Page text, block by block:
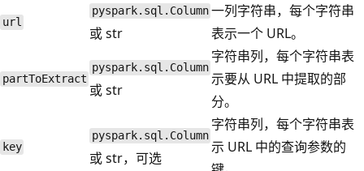
url
pyspark.sql.Column
或 str
一列字符串，每个字符串
表示一个 URL。
partToExtract
pyspark.sql.Column
或 str
字符串列，每个字符串表
示要从 URL 中提取的部
分。
key
pyspark.sql.Column
或 str，可选
字符串列，每个字符串表
示 URL 中的查询参数的